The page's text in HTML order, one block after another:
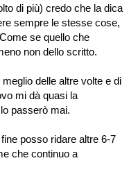
di più) credo che la dica
sempre le stesse cose,
se quello che
non dello scritto.
delle altre volte e di
mi dà quasi la
passerò mai.
posso ridare altre 6-7
che continuo a